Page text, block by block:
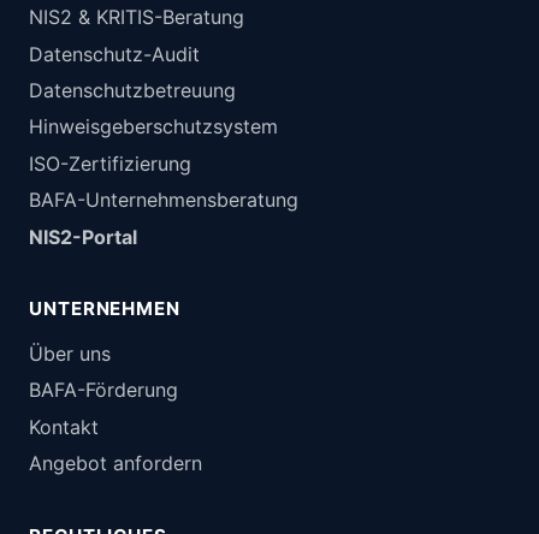
NIS2 & KRITIS-Beratung
Datenschutz-Audit
Datenschutzbetreuung
Hinweisgeberschutzsystem
ISO-Zertifizierung
BAFA-Unternehmensberatung
NIS2-Portal
UNTERNEHMEN
Über uns
BAFA-Förderung
Kontakt
Angebot anfordern